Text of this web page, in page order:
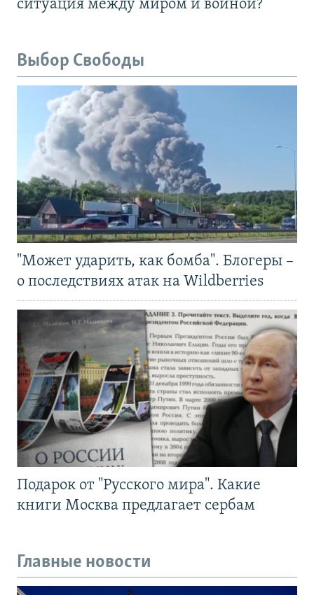
ситуация между миром и войной?
Выбор Свободы
"Может ударить, как бомба". Блогеры –
о последствиях атак на Wildberries
Подарок от "Русского мира". Какие
книги Москва предлагает сербам
Главные новости